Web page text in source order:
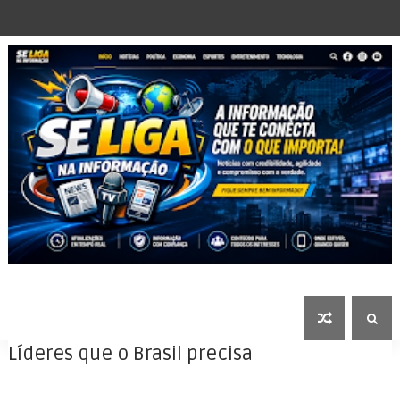
Líderes que o Brasil precisa